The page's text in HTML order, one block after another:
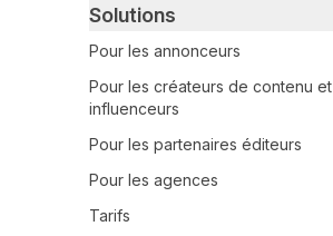
Primary footer navigation
Solutions
Pour les annonceurs
Pour les créateurs de contenu
influenceurs
Pour les partenaires éditeurs
Pour les agences
Tarifs